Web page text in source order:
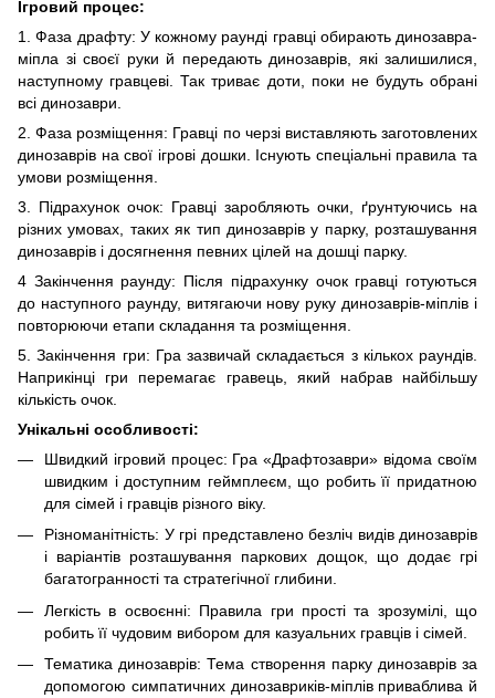
Ігровий процес:
1. Фаза драфту: У кожному раунді гравці обирають динозавра-
міпла зі своєї руки й передають динозаврів, які залишилися,
наступному гравцеві. Так триває доти, поки не будуть обрані
всі динозаври.
2. Фаза розміщення: Гравці по черзі виставляють заготовлених
динозаврів на свої ігрові дошки. Існують спеціальні правила та
умови розміщення.
3. Підрахунок очок: Гравці заробляють очки, ґрунтуючись на
різних умовах, таких як тип динозаврів у парку, розташування
динозаврів і досягнення певних цілей на дошці парку.
4 Закінчення раунду: Після підрахунку очок гравці готуються
до наступного раунду, витягаючи нову руку динозаврів-міплів і
повторюючи етапи складання та розміщення.
5. Закінчення гри: Гра зазвичай складається з кількох раундів.
Наприкінці гри перемагає гравець, який набрав найбільшу
кількість очок.
Унікальні особливості:
Швидкий ігровий процес: Гра «Драфтозаври» відома своїм
швидким і доступним геймплеєм, що робить її придатною
для сімей і гравців різного віку.
Різноманітність: У грі представлено безліч видів динозаврів
і варіантів розташування паркових дощок, що додає грі
багатогранності та стратегічної глибини.
Легкість в освоєнні: Правила гри прості та зрозумілі, що
робить її чудовим вибором для казуальних гравців і сімей.
Тематика динозаврів: Тема створення парку динозаврів за
допомогою симпатичних динозавриків-міплів приваблива й